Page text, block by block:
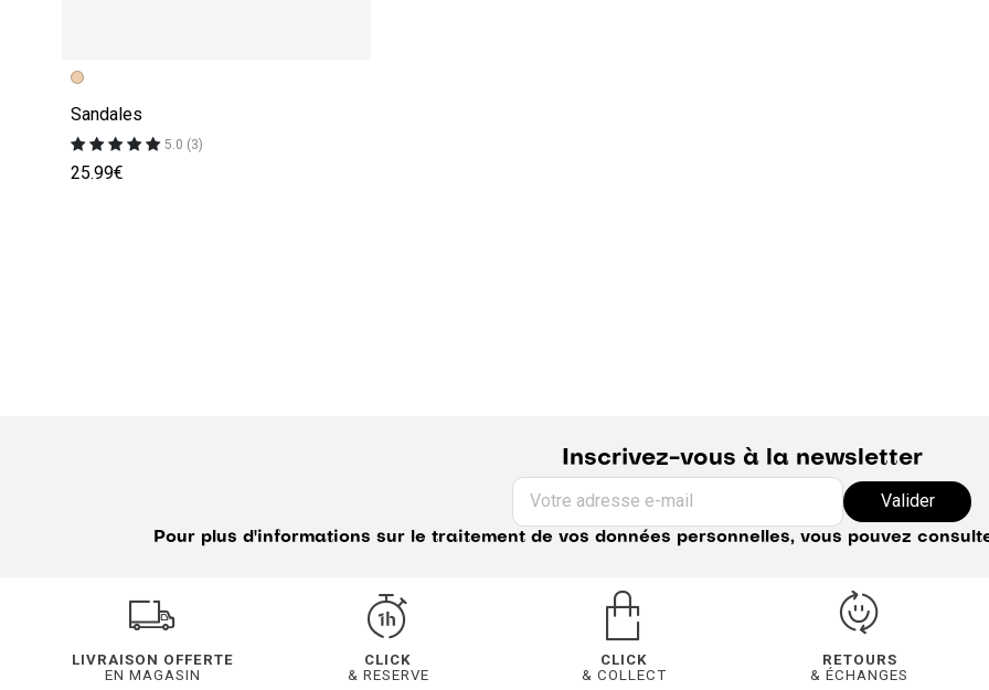
Sandales
5.0 (3)
25.99€
Inscrivez-vous à la newsletter
Votre adresse e-mail Valider
Pour plus d'informations sur le traitement de vos données personnelles, vous pouvez
LIVRAISON OFFERTE
EN MAGASIN
CLICK
& RESERVE
CLICK
& COLLECT
RETOURS
& ÉCHANGES